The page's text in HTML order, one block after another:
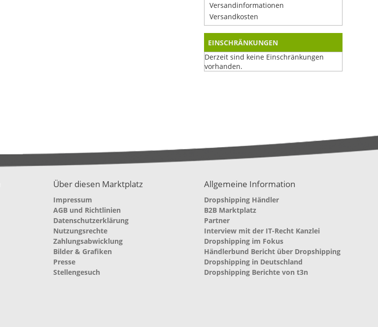
Versandinformationen
Versandkosten
EINSCHRÄNKUNGEN
Derzeit sind keine Einschränkungen
vorhanden.
Über diesen Marktplatz
Impressum
AGB und Richtlinien
Datenschutzerklärung
Nutzungsrechte
Zahlungsabwicklung
Bilder & Grafiken
Presse
Stellengesuch
Allgemeine Information
Dropshipping Händler
B2B Marktplatz
Partner
Interview mit der IT-Recht Kanzlei
Dropshipping im Fokus
Händlerbund Bericht über Dropshipping
Dropshipping in Deutschland
Dropshipping Berichte von t3n